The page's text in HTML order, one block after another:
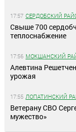
17:57 СЕРДОБСКИЙ
Свыше 700
теплоснабжение
17:56 МОКШАНСКИЙ
Алевтина
урожая
17:55 ЛОПАТИНСКИЙ
Ветерану СВО
мужество»